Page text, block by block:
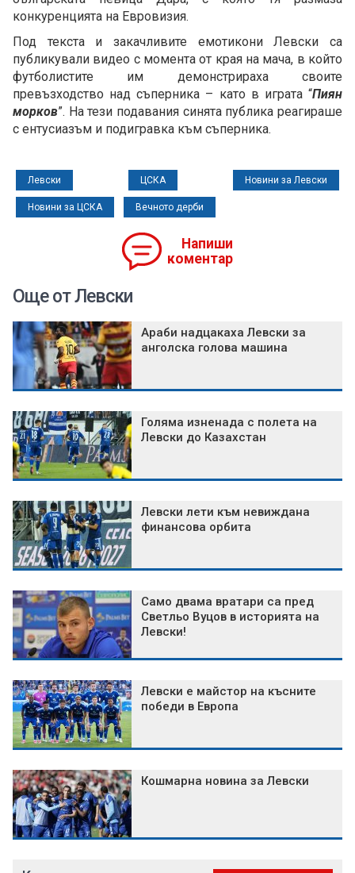
конкуренцията на Евровизия.
Под текста и закачливите емотикони Левски са
публикували видео с момента от края на мача, в който
футболистите им демонстрираха своите
превъзходство над съперника – като в играта “Пиян
морков”. На тези подавания синята публика реагираше
с ентусиазъм и подигравка към съперника.
Левски ЦСКА Новини за Левски
Новини за ЦСКА Вечното дерби
Напиши
коментар
Още от Левски
Араби надцакаха Левски за
анголска голова машина
Голяма изненада с полета на
Левски до Казахстан
Левски лети към невиждана
финансова орбита
Само двама вратари са пред
Светльо Вуцов в историята на
Левски!
Левски е майстор на късните
победи в Европа
Кошмарна новина за Левски